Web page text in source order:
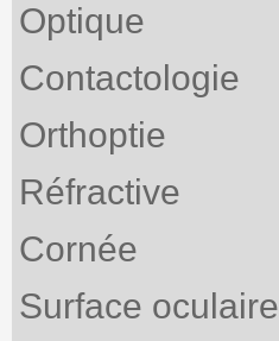
Optique
Contactologie
Orthoptie
Réfractive
Cornée
Surface oculaire